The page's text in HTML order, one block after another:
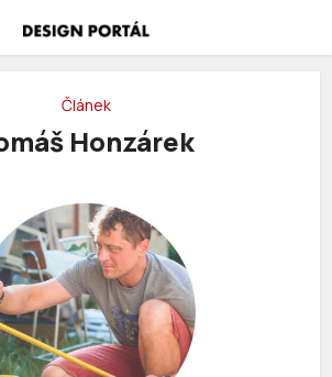
Článek
Honzárek